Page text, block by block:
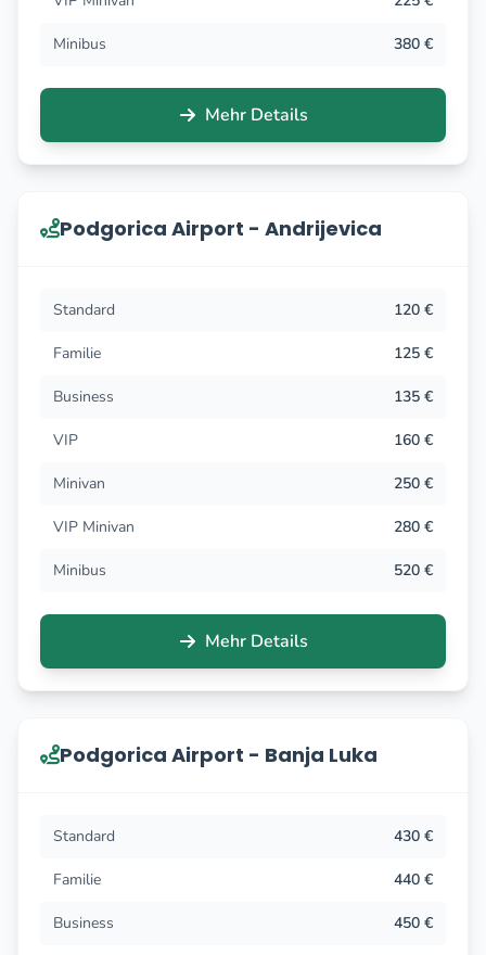
Minibus 380 €
Mehr Details
Podgorica Airport - Andrijevica
Standard 120 €
Familie 125 €
Business 135 €
VIP 160 €
Minivan 250 €
VIP Minivan 280 €
Minibus 520 €
Mehr Details
Podgorica Airport - Banja Luka
Standard 430 €
Familie 440 €
Business 450 €